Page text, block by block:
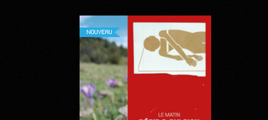
NOUVEAU